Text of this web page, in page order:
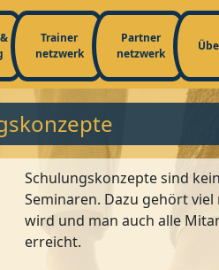
Trainer
netzwerk
Partner
netzwerk
Schulungskonzepte sind
Seminaren. Dazu gehört
wird und man auch alle
erreicht.